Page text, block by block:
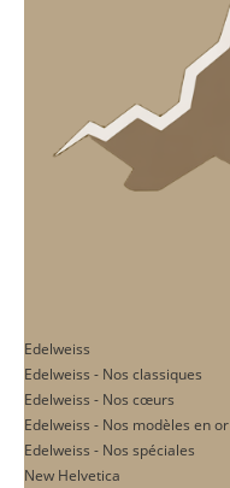
Edelweiss
Edelweiss - Nos classiques
Edelweiss - Nos cœurs
Edelweiss - Nos modèles en or
Edelweiss - Nos spéciales
New Helvetica